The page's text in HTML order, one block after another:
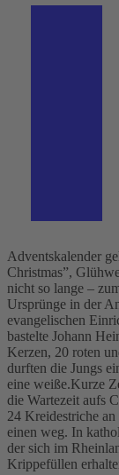
Adventskalender
Christmas”,
nicht so lange –
Ursprünge in der
evangelischen
bastelte Johann
Kerzen, 20 roten
durften die Jungs
eine weiße.Kurze
die Wartezeit aufs
24 Kreidestriche
einen weg. In
der sich im
Krippefüllen